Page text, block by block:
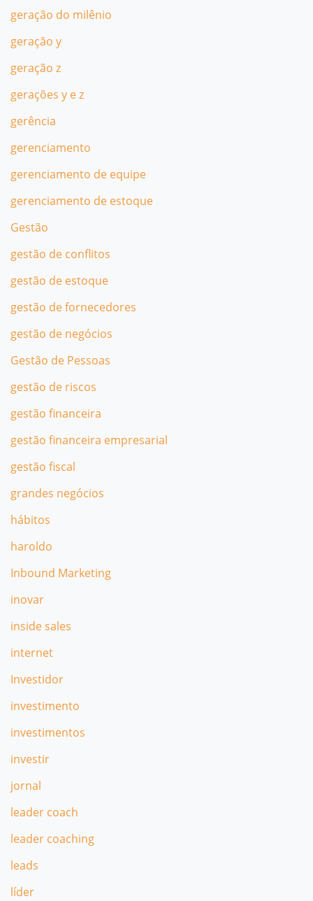
geração do milênio
geração y
geração z
gerações y e z
gerência
gerenciamento
gerenciamento de equipe
gerenciamento de estoque
Gestão
gestão de conflitos
gestão de estoque
gestão de fornecedores
gestão de negócios
Gestão de Pessoas
gestão de riscos
gestão financeira
gestão financeira empresarial
gestão fiscal
grandes negócios
hábitos
haroldo
Inbound Marketing
inovar
inside sales
internet
Investidor
investimento
investimentos
investir
jornal
leader coach
leader coaching
leads
líder